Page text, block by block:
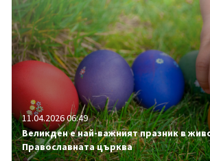
11.04.2026 06:49
Великден е най-важният празник в
Православната църква